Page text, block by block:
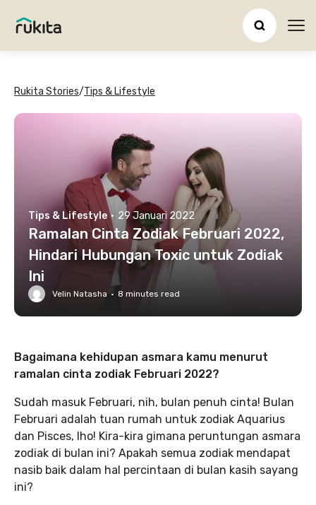
Rukita Stories/Tips & Lifestyle
Tips & Lifestyle · 29 Januari 2022
Ramalan Cinta Zodiak Februari 2022,
Hindari Hubungan Toxic untuk Zodiak
Ini
Velin Natasha · 8 minutes read
Bagaimana kehidupan asmara kamu menurut
ramalan cinta zodiak Februari 2022?
Sudah masuk Februari, nih, bulan penuh cinta! Bulan
Februari adalah tuan rumah untuk zodiak Aquarius
dan Pisces, lho! Kira-kira gimana peruntungan asmara
zodiak di bulan ini? Apakah semua zodiak mendapat
nasib baik dalam hal percintaan di bulan kasih sayang
ini?